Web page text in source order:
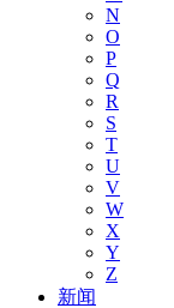
N
O
P
Q
R
S
T
U
V
W
X
Y
Z
新闻